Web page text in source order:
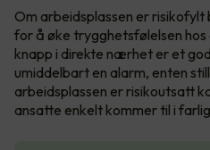
Om arbeidsplassen er
for å øke trygghetsfølelsen hos
knapp i direkte nærhet er et
umiddelbart en alarm, enten
arbeidsplassen er risikoutsatt
ansatte enkelt kommer til i